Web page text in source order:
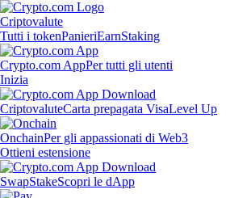
Criptovalute
Tutti i tokenPanieriEarnStaking
Crypto.com AppPer tutti gli utenti
Inizia
CriptovaluteCarta prepagata VisaLevel Up
OnchainPer gli appassionati di Web3
Ottieni estensione
SwapStakeScopri le dApp